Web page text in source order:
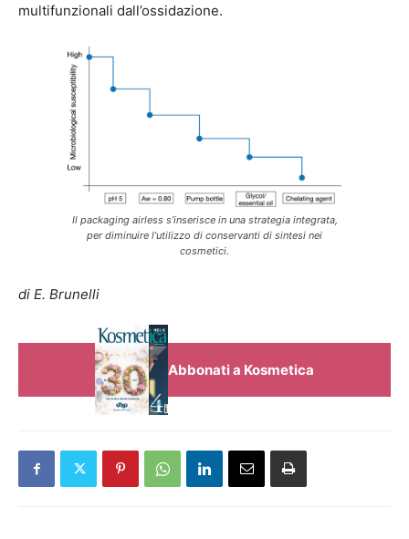
multifunzionali dall’ossidazione.
Il packaging airless s’inserisce in una strategia integrata,
per diminuire l’utilizzo di conservanti di sintesi nei
cosmetici.
di E. Brunelli
Abbonati a Kosmetica